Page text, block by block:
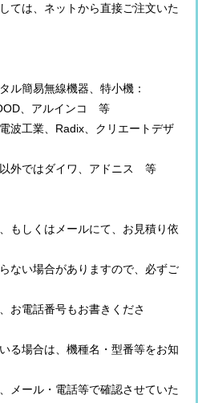
ては、ネットから直接ご注文いた
ル簡易無線機器、特小機：
、アルインコ 等
波工業、Radix、クリエートデザ
外ではダイワ、アドニス 等
しくはメールにて、お見積り依
い場合がありますので、必ずご
電話番号もお書きくださ
場合は、機種名・型番等をお知
ール・電話等で確認させていた